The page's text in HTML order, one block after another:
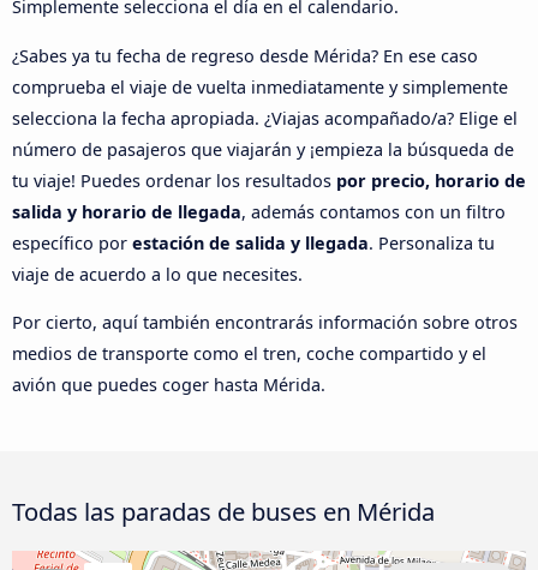
Simplemente selecciona el día en el calendario.
¿Sabes ya tu fecha de regreso desde Mérida? En ese caso
comprueba el viaje de vuelta inmediatamente y simplemente
selecciona la fecha apropiada. ¿Viajas acompañado/a? Elige el
número de pasajeros que viajarán y ¡empieza la búsqueda de
tu viaje! Puedes ordenar los resultados por precio, horario de
salida y horario de llegada, además contamos con un filtro
específico por estación de salida y llegada. Personaliza tu
viaje de acuerdo a lo que necesites.
Por cierto, aquí también encontrarás información sobre otros
medios de transporte como el tren, coche compartido y el
avión que puedes coger hasta Mérida.
Todas las paradas de buses en Mérida